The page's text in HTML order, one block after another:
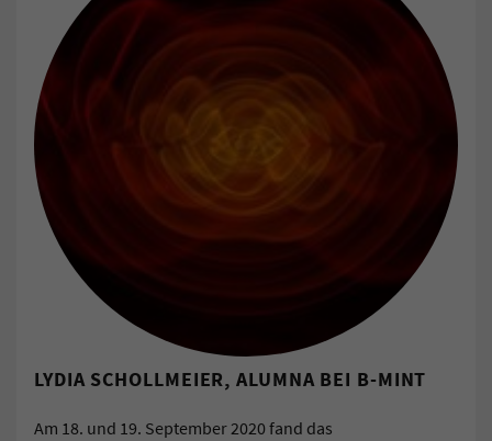
LYDIA SCHOLLMEIER, ALUMNA BEI B-MINT
Am 18. und 19. September 2020 fand das